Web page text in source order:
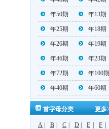
年50期 年13期
年25期 年18期
年26期 年19期
年46期 年23期
年72期 年100期
年40期 年60期
更多
首字母分类
A B C D E F